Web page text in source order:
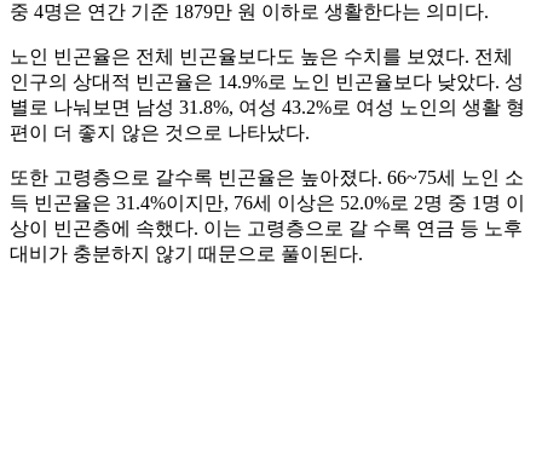
중 4명은 연간 기준 1879만 원 이하로 생활한다는 의미다.
노인 빈곤율은 전체 빈곤율보다도 높은 수치를 보였다. 전체
인구의 상대적 빈곤율은 14.9%로 노인 빈곤율보다 낮았다. 성
별로 나눠보면 남성 31.8%, 여성 43.2%로 여성 노인의 생활 형
편이 더 좋지 않은 것으로 나타났다.
또한 고령층으로 갈수록 빈곤율은 높아졌다. 66~75세 노인 소
득 빈곤율은 31.4%이지만, 76세 이상은 52.0%로 2명 중 1명 이
상이 빈곤층에 속했다. 이는 고령층으로 갈 수록 연금 등 노후
대비가 충분하지 않기 때문으로 풀이된다.